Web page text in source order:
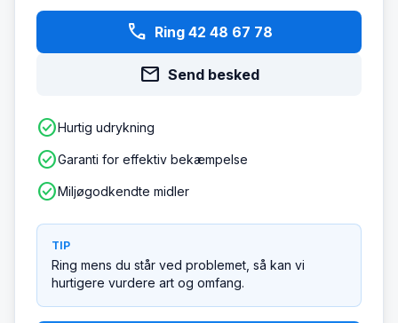
phone Ring 42 48 67 78
mail Send besked
check_circleHurtig udrykning
check_circleGaranti for effektiv bekæmpelse
check_circleMiljøgodkendte midler
TIP
Ring mens du står ved problemet, så kan vi
hurtigere vurdere art og omfang.